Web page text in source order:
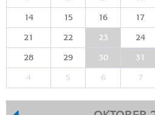
14 15 16 17
21 22 23 24
28 29 30 31
4 5 6 7